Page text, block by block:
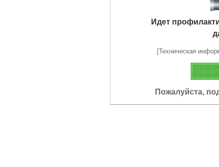
Идет
[Техническая
Пожалуйста,